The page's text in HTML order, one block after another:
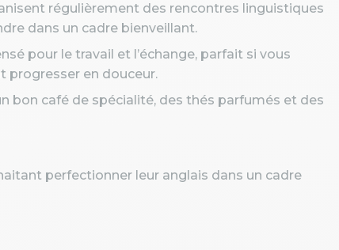
régulièrement des rencontres linguistiques
dans un cadre bienveillant.
pour le travail et l’échange, parfait si vous
progresser en douceur.
bon café de spécialité, des thés parfumés et des
perfectionner leur anglais dans un cadre